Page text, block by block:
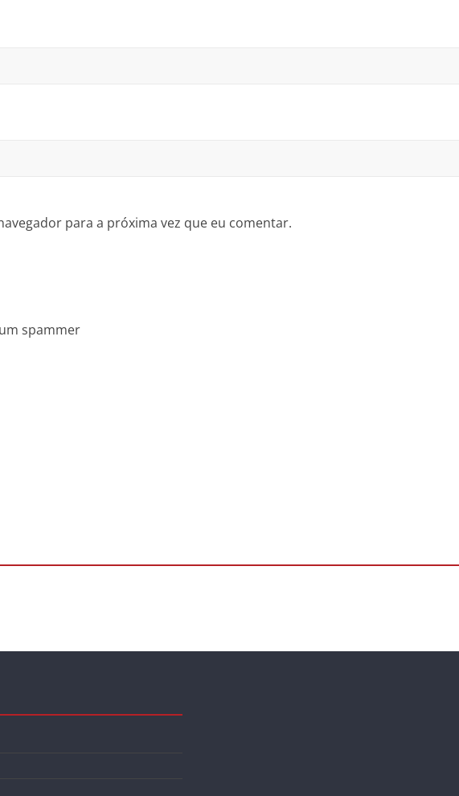
para a próxima vez que eu comentar.
spammer